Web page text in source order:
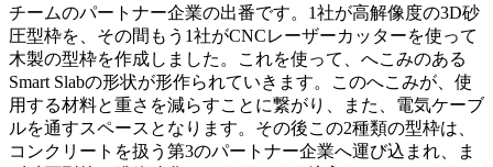
チームのパートナー企業の出番です。1社が高解像度の3D砂
圧型枠を、その間もう1社がCNCレーザーカッターを使って
木製の型枠を作成しました。これを使って、へこみのある
Smart Slabの形状が形作られていきます。このへこみが、使
用する材料と重さを減らすことに繋がり、また、電気ケーブ
ルを通すスペースとなります。その後この2種類の型枠は、
コンクリートを扱う第3のパートナー企業へ運び込まれ、ま